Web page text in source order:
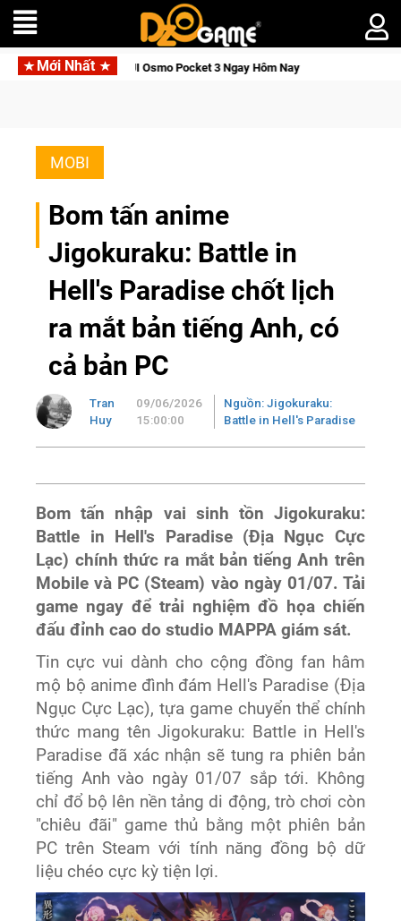
Mới Nhất
Săn DJI Osmo Pocket 3 Ngay Hôm Nay
MOBI
Bom tấn anime
Jigokuraku: Battle in
Hell's Paradise chốt lịch
ra mắt bản tiếng Anh, có
cả bản PC
Tran
Huy
09/06/2026
15:00:00
Nguồn: Jigokuraku:
Battle in Hell's Paradise
Bom tấn nhập vai sinh tồn Jigokuraku:
Battle in Hell's Paradise (Địa Ngục Cực
Lạc) chính thức ra mắt bản tiếng Anh trên
Mobile và PC (Steam) vào ngày 01/07. Tải
game ngay để trải nghiệm đồ họa chiến
đấu đỉnh cao do studio MAPPA giám sát.
Tin cực vui dành cho cộng đồng fan hâm
mộ bộ anime đình đám Hell's Paradise (Địa
Ngục Cực Lạc), tựa game chuyển thể chính
thức mang tên Jigokuraku: Battle in Hell's
Paradise đã xác nhận sẽ tung ra phiên bản
tiếng Anh vào ngày 01/07 sắp tới. Không
chỉ đổ bộ lên nền tảng di động, trò chơi còn
"chiêu đãi" game thủ bằng một phiên bản
PC trên Steam với tính năng đồng bộ dữ
liệu chéo cực kỳ tiện lợi.